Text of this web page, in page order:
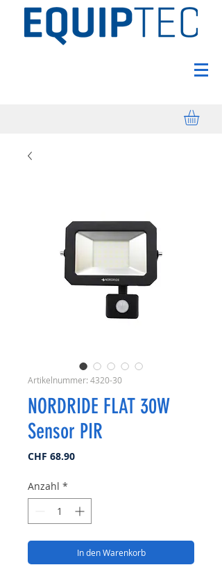
Artikelnummer: 4320-30
NORDRIDE FLAT 30W
Sensor PIR
CHF 68.90Preis
Anzahl *
In den Warenkorb